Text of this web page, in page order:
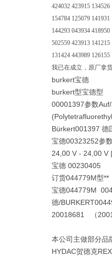
424032 423915
154784 125079
144293 043934
502559 423913
131424 443989
我已在成立，原厂拿
burkert宝德
burkert型宝德型
00001397参数
Bürkert001397 德
宝德00323252参
24,00 V - 24,00 V
宝德 00230405
订货044779M型**
宝德044779M
德/BURKERT
20018681 （
本公司主做部分品
HYDAC贺德克